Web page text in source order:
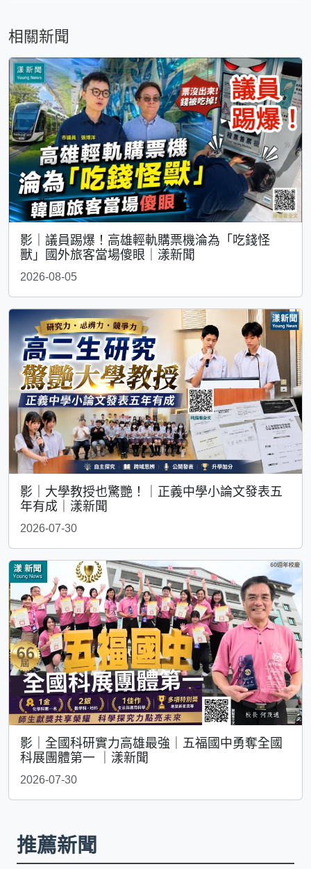
相關新聞
影｜議員踢爆！高雄輕軌購票機淪為「吃錢怪
獸」國外旅客當場傻眼｜漾新聞
2026-08-05
影｜大學教授也驚艷！｜正義中學小論文發表五
年有成｜漾新聞
2026-07-30
影｜全國科研實力高雄最強｜五福國中勇奪全國
科展團體第一 ｜漾新聞
2026-07-30
推薦新聞